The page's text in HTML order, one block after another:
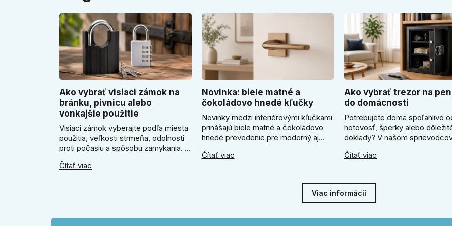
Ako vybrať visiaci zámok na
bránku, pivnicu alebo
vonkajšie použitie
Visiaci zámok vyberajte podľa miesta
použitia, veľkosti strmeňa, odolnosti
proti počasiu a spôsobu zamykania. V
zámok na kľúč, kedy kódový visiaci
veľkosťou.
Čítať viac
Novinka: biele matné a
čokoládovo hnedé kľučky
Novinky medzi interiérovými kľučkami
prinášajú biele matné a čokoládovo
hnedé prevedenie pre moderný aj
poradíme, kedy zvoliť svetlú Super
okrúhlym a štvorcovým štítom. Nové
Čítať viac
Ako vybrať trezor na
do domácnosti
Potrebujete doma spoľahlivo
hotovosť, šperky alebo
doklady? V našom
Zistíte, či radšej zvoliť
ukotvenie.
Čítať viac
Viac informácií